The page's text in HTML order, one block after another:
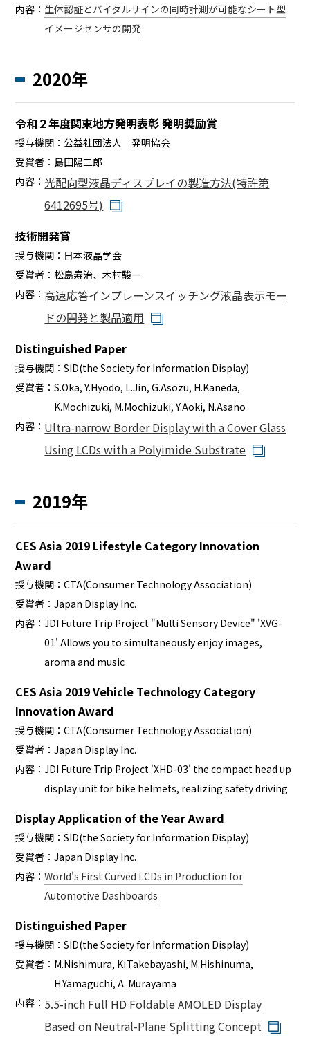
内容： 生体認証とバイタルサインの同時計測が可能なシート型
イメージセンサの開発
2020年
令和２年度関東地方発明表彰 発明奨励賞
授与機関： 公益社団法人 発明協会
受賞者： 島田陽二郎
内容： 光配向型液晶ディスプレイの製造方法(特許第
6412695号)
技術開発賞
授与機関： 日本液晶学会
受賞者：松島寿治、木村駿一
内容：高速応答インプレーンスイッチング液晶表示モー
ドの開発と製品適用
Distinguished Paper
授与機関：SID(the Society for Information Display)
受賞者：S.Oka, Y.Hyodo, L.Jin, G.Asozu, H.Kaneda,
K.Mochizuki, M.Mochizuki, Y.Aoki, N.Asano
内容： Ultra-narrow Border Display with a Cover Glass
Using LCDs with a Polyimide Substrate
2019年
CES Asia 2019 Lifestyle Category Innovation
Award
授与機関：CTA(Consumer Technology Association)
受賞者：Japan Display Inc.
内容：JDI Future Trip Project "Multi Sensory Device" 'XVG-
01' Allows you to simultaneously enjoy images,
aroma and music
CES Asia 2019 Vehicle Technology Category
Innovation Award
授与機関：CTA(Consumer Technology Association)
受賞者：Japan Display Inc.
内容：JDI Future Trip Project 'XHD-03' the compact head up
display unit for bike helmets, realizing safety driving
Display Application of the Year Award
授与機関：SID(the Society for Information Display)
受賞者：Japan Display Inc.
内容：World's First Curved LCDs in Production for
Automotive Dashboards
Distinguished Paper
授与機関：SID(the Society for Information Display)
受賞者： M.Nishimura, Ki.Takebayashi, M.Hishinuma,
H.Yamaguchi, A. Murayama
内容： 5.5-inch Full HD Foldable AMOLED Display
Based on Neutral-Plane Splitting Concept